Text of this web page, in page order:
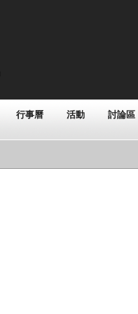
行事曆 活動 討論區